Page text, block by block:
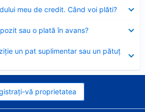
meu de credit. Când voi plăti?
sau o plată în avans?
un pat suplimentar sau un pătuț
vă proprietatea